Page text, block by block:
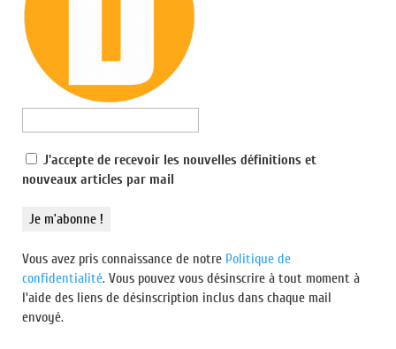
nom féminin
Affection caractérisée par une hypertrophie des extrémités et
de la tête, ainsi que par diverses déformations
Spiderman après avoir été piqué par une araignée radioactive
et dont les symptômes sont les suivants :
– L’impossibilité de tenir son bol de café autrement qu’à
L'Impossible Dictionnaire
J'accepte de recevoir les nouvelles définitions et
nouveaux articles par mail
Vous avez pris connaissance de notre Politique de
confidentialité. Vous pouvez vous désinscrire à tout moment à
l'aide des liens de désinscription inclus dans chaque mail
envoyé.